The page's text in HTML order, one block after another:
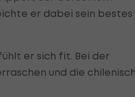
er dabei sein bestes
er sich fit. Bei der
und die